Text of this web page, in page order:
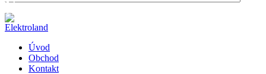
Úvod
Obchod
Kontakt